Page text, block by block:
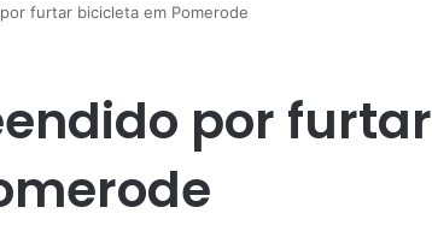
furtar bicicleta em Pomerode
por furtar